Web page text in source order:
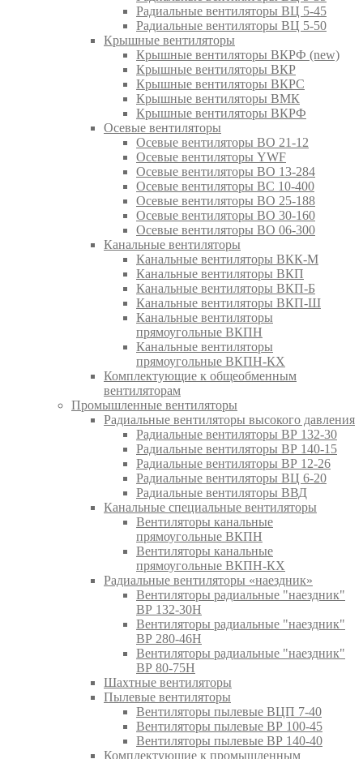
Радиальные вентиляторы ВЦ 5-45
Радиальные вентиляторы ВЦ 5-50
Крышные вентиляторы
Крышные вентиляторы ВКРФ (new)
Крышные вентиляторы ВКР
Крышные вентиляторы ВКРС
Крышные вентиляторы ВМК
Крышные вентиляторы ВКРФ
Осевые вентиляторы
Осевые вентиляторы ВО 21-12
Осевые вентиляторы YWF
Осевые вентиляторы ВО 13-284
Осевые вентиляторы ВС 10-400
Осевые вентиляторы ВО 25-188
Осевые вентиляторы ВО 30-160
Осевые вентиляторы ВО 06-300
Канальные вентиляторы
Канальные вентиляторы ВКК-М
Канальные вентиляторы ВКП
Канальные вентиляторы ВКП-Б
Канальные вентиляторы ВКП-Ш
Канальные вентиляторы
прямоугольные ВКПН
Канальные вентиляторы
прямоугольные ВКПН-КХ
Комплектующие к общеобменным
вентиляторам
Промышленные вентиляторы
Радиальные вентиляторы высокого давления
Радиальные вентиляторы ВР 132-30
Радиальные вентиляторы ВР 140-15
Радиальные вентиляторы ВР 12-26
Радиальные вентиляторы ВЦ 6-20
Радиальные вентиляторы ВВД
Канальные специальные вентиляторы
Вентиляторы канальные
прямоугольные ВКПН
Вентиляторы канальные
прямоугольные ВКПН-КХ
Радиальные вентиляторы «наездник»
Вентиляторы радиальные "наездник"
ВР 132-30Н
Вентиляторы радиальные "наездник"
ВР 280-46Н
Вентиляторы радиальные "наездник"
ВР 80-75Н
Шахтные вентиляторы
Пылевые вентиляторы
Вентиляторы пылевые ВЦП 7-40
Вентиляторы пылевые ВР 100-45
Вентиляторы пылевые ВР 140-40
Комплектующие к промышленным